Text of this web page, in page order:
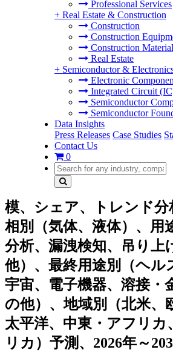
Professional Services
+ Real Estate & Construction
Construction
Construction
Construction
Real Estate
+ Semiconductor &
Electronic
Integrated Circuit
Semiconductor
Semiconductor
Data Insights
Press Releases Case Studies
Contact Us
0
模、シェア、トレンド分
相別（気体、液体）、用
分析、漏洩検知、吊り上
他）、最終用途別（ヘル
宇宙、電子機器、溶接・
の他）、地域別（北米、
太平洋、中東・アフリカ
リカ）予測、2026年～